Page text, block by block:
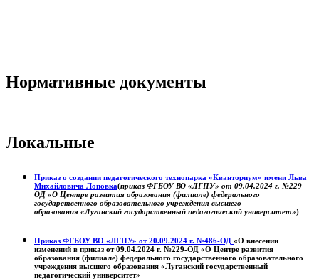
Нормативные документы
Локальные
Приказ о создании педагогического технопарка «Кванториум» имени Льва
Михайловича Лоповка(приказ ФГБОУ ВО «ЛГПУ» от 09.04.2024 г. №229-
ОД «О Центре развития образования (филиале) федерального
государственного образовательного учреждения высшего
образования «Луганский государственный педагогический университет»)
Приказ ФГБОУ ВО «ЛГПУ» от 20.09.2024 г. №486-ОД «О внесении
изменений в приказ от 09.04.2024 г. №229-ОД «О Центре развития
образования (филиале) федерального государственного образовательного
учреждения высшего образования «Луганский государственный
педагогический университет»